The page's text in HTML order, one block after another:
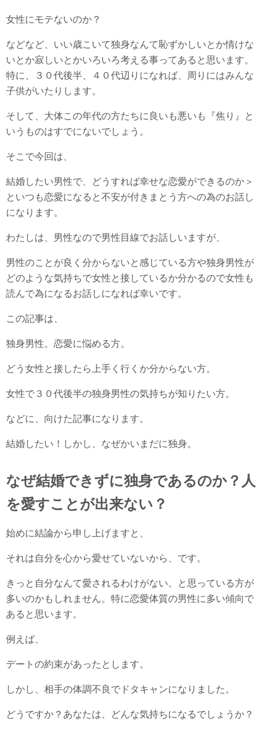
女性にモテないのか？
などなど、いい歳こいて独身なんて恥ずかしいとか情けな
いとか寂しいとかいろいろ考える事ってあると思います。
特に、３０代後半、４０代辺りになれば、周りにはみんな
子供がいたりします。
そして、大体この年代の方たちに良いも悪いも『焦り』と
いうものはすでにないでしょう。
そこで今回は、
結婚したい男性で、どうすれば幸せな恋愛ができるのか＞
といつも恋愛になると不安が付きまとう方への為のお話し
になります。
わたしは、男性なので男性目線でお話しいますが、
男性のことが良く分からないと感じている方や独身男性が
どのような気持ちで女性と接しているか分かるので女性も
読んで為になるお話しになれば幸いです。
この記事は、
独身男性。恋愛に悩める方。
どう女性と接したら上手く行くか分からない方。
女性で３０代後半の独身男性の気持ちが知りたい方。
などに、向けた記事になります。
結婚したい！しかし、なぜかいまだに独身。
なぜ結婚できずに独身であるのか？人
を愛すことが出来ない？
始めに結論から申し上げますと、
それは自分を心から愛せていないから、です。
きっと自分なんて愛されるわけがない。と思っている方が
多いのかもしれません。特に恋愛体質の男性に多い傾向で
あると思います。
例えば、
デートの約束があったとします。
しかし、相手の体調不良でドタキャンになりました。
どうですか？あなたは、どんな気持ちになるでしょうか？